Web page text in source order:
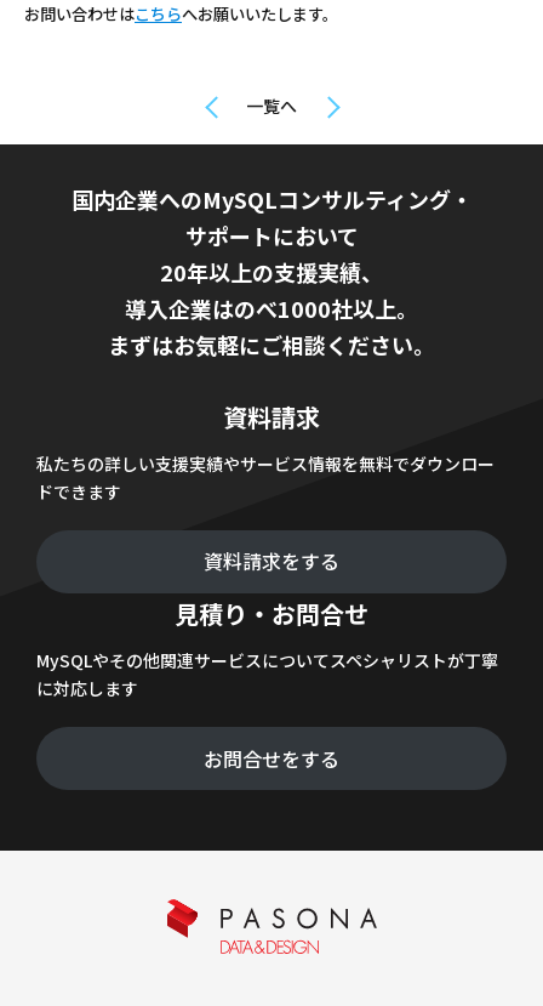
お問い合わせはこちらへお願いいたします。
一覧へ
国内企業へのMySQLコンサルティング・
サポートにおいて
20年以上の支援実績、
導入企業はのべ1000社以上。
まずはお気軽にご相談ください。
資料請求
私たちの詳しい支援実績やサービス情報を無料でダウンロー
ドできます
資料請求をする
見積り・お問合せ
MySQLやその他関連サービスについてスペシャリストが丁寧
に対応します
お問合せをする